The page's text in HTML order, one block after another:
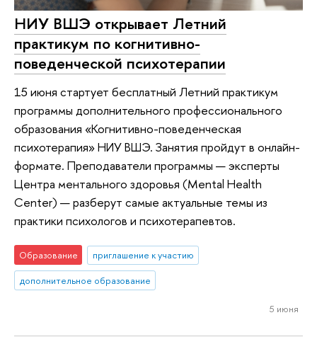
НИУ ВШЭ открывает Летний
практикум по когнитивно-
поведенческой психотерапии
15 июня стартует бесплатный Летний практикум
программы дополнительного профессионального
образования «Когнитивно-поведенческая
психотерапия» НИУ ВШЭ. Занятия пройдут в онлайн-
формате. Преподаватели программы — эксперты
Центра ментального здоровья (Mental Health
Center) — разберут самые актуальные темы из
практики психологов и психотерапевтов.
Образование
приглашение к участию
дополнительное образование
5 июня